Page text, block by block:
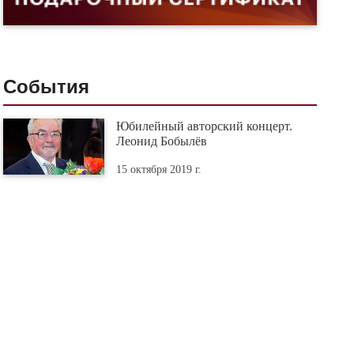
События
Юбилейный авторский концерт.
Леонид Бобылёв
15 октября 2019 г.